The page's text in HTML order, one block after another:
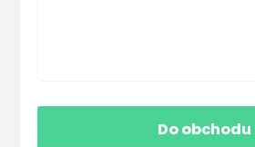
Do obchodu